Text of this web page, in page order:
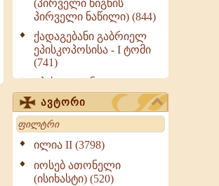
(პირველი წიგნის
პირველი ნაწილი) (844)
ქადაგებანი გაბრიელ
ეპისკოპოსისა - I ტომი
(741)
ეპისტოლენი,
ქადაგებანი, სიტყვანი
(ნაწილი III) (723)
მოძღვრის ძალზე
სასარგებლო რჩევები
მრევლისათვის (545)
Wisdomge (514)
ავტორი
Search
ილია II (3798)
იოსებ ათონელი
(ისიხასტი) (520)